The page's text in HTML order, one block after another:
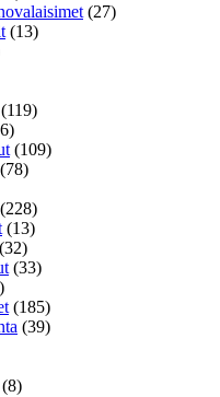
(27)
(13)
(119)
(109)
(78)
(228)
(13)
(32)
(33)
(185)
(39)
(8)